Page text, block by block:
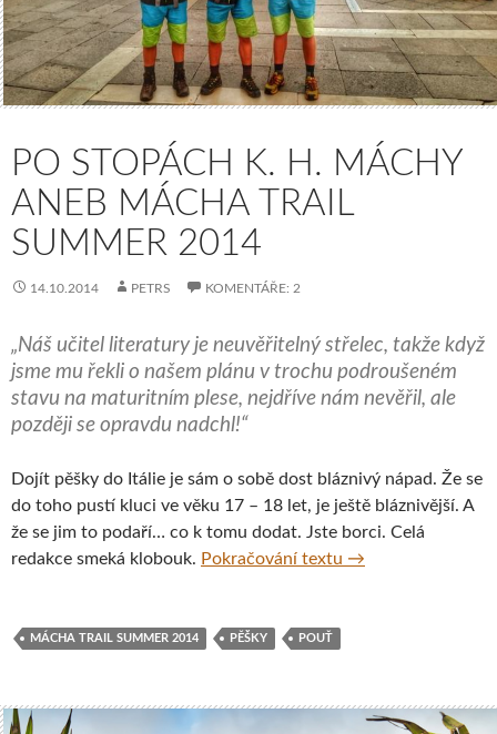
PO STOPÁCH K. H. MÁCHY
ANEB MÁCHA TRAIL
SUMMER 2014
14.10.2014 PETRS KOMENTÁŘE: 2
„Náš učitel literatury je neuvěřitelný střelec, takže když
jsme mu řekli o našem plánu v trochu podroušeném
stavu na maturitním plese, nejdříve nám nevěřil, ale
později se opravdu nadchl!“
Dojít pěšky do Itálie je sám o sobě dost bláznivý nápad. Že se
do toho pustí kluci ve věku 17 – 18 let, je ještě bláznivější. A
že se jim to podaří… co k tomu dodat. Jste borci. Celá
redakce smeká klobouk. Pokračování textu Po stopách K. H.
→
MÁCHA TRAIL SUMMER 2014 PĚŠKY POUŤ